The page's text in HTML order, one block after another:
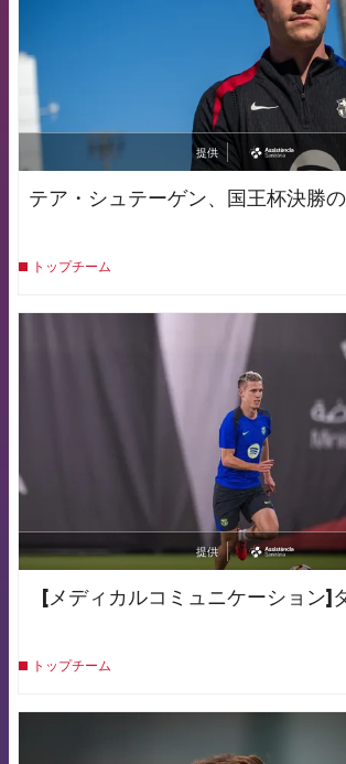
提供
asistencia
テア・シュテーゲン、国王杯決勝
トップチーム
FCB
提供
asistencia
[メディカルコミュニケーション]
トップチーム